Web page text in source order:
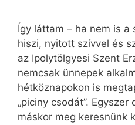
Így láttam – ha nem is
hiszi, nyitott szívvel és
az Ipolytölgyesi Szent
nemcsak ünnepek
hétköznapokon is
„piciny csodát”.
máskor meg keresnünk